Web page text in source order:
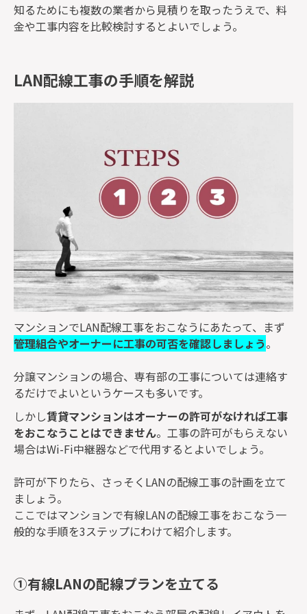
知るためにも複数の業者から見積りを取ったうえで、料
金や工事内容を比較検討するとよいでしょう。
LAN配線工事の手順を解説
マンションでLAN配線工事をおこなうにあたって、まず
管理組合やオーナーに工事の可否を確認しましょう。
分譲マンションの場合、専有部の工事については連絡す
るだけでよいというケースも多いです。
しかし賃貸マンションはオーナーの許可がなければ工事
をおこなうことはできません。工事の許可がもらえない
場合はWi-Fi中継器などで代用するとよいでしょう。
許可が下りたら、さっそくLANの配線工事の計画を立て
ましょう。
ここではマンションで有線LANの配線工事をおこなう一
般的な手順を3ステップにわけて紹介します。
①有線LANの配線プランを立てる